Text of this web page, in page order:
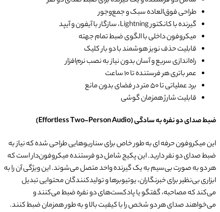
طراحی فوق‌العاده سبک و جمع‌وجور
گیرنده با کانکتور Lightning، سازگار با آیفون و آیپد
میکروفون داخلی با الگوی ضبط تمام جهته
قابلیت حذف نویز هوشمند با دو بار کلیک
راه‌اندازی سریع و آسان بدون نیاز به نصب نرم‌افزار
عمر باتری هر فرستنده تا ۱۰ ساعت
برد عملیاتی تا ۵۰ متر در فضای بدون مانع
قابلیت شارژ همزمان گوشی
ضبط صدای دو نفره به سادگی (Effortless Two-Person Audio)
این میکروفون حرفه ای به طور خاص برای سناریوهایی طراحی شده که نیاز به
ضبط صدای دو نفر دارید. این پکیج شامل دو فرستنده میکروفون‌دار است که
هر دو به صورت بی‌سیم به یک گیرنده واحد متصل می‌شوند. این ویژگی آن را به
ابزاری بی‌نظیر برای خبرنگاران، یوتیوبرها و تولیدکنندگان محتوایی تبدیل
می‌کند که مصاحبه، گفتگو یا پادکست‌های دو نفره ضبط می‌کنند و
می‌خواهند صدای هر دو شخص را با کیفیت بالا و به طور همزمان ضبط کنند.